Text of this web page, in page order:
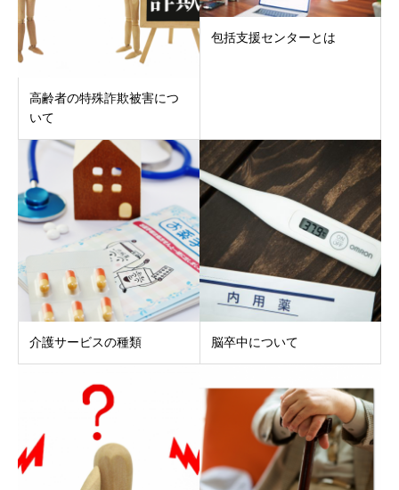
高齢者の特殊詐欺被害につ
いて
包括支援センターとは
介護サービスの種類 脳卒中について